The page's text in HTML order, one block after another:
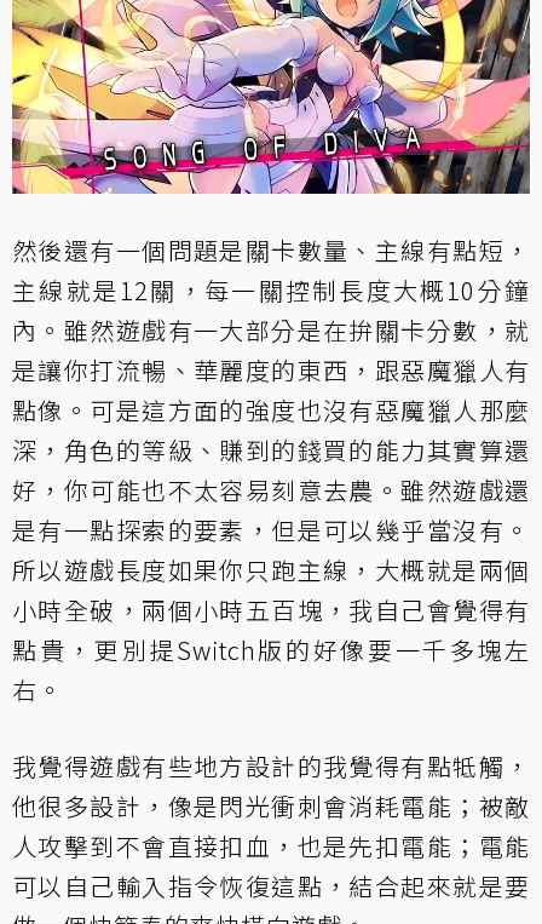
然後還有一個問題是關卡數量、主線有點短，
主線就是12關，每一關控制長度大概10分鐘
內。雖然遊戲有一大部分是在拚關卡分數，就
是讓你打流暢、華麗度的東西，跟惡魔獵人有
點像。可是這方面的強度也沒有惡魔獵人那麼
深，角色的等級、賺到的錢買的能力其實算還
好，你可能也不太容易刻意去農。雖然遊戲還
是有一點探索的要素，但是可以幾乎當沒有。
所以遊戲長度如果你只跑主線，大概就是兩個
小時全破，兩個小時五百塊，我自己會覺得有
點貴，更別提Switch版的好像要一千多塊左
右。
我覺得遊戲有些地方設計的我覺得有點牴觸，
他很多設計，像是閃光衝刺會消耗電能；被敵
人攻擊到不會直接扣血，也是先扣電能；電能
可以自己輸入指令恢復這點，結合起來就是要